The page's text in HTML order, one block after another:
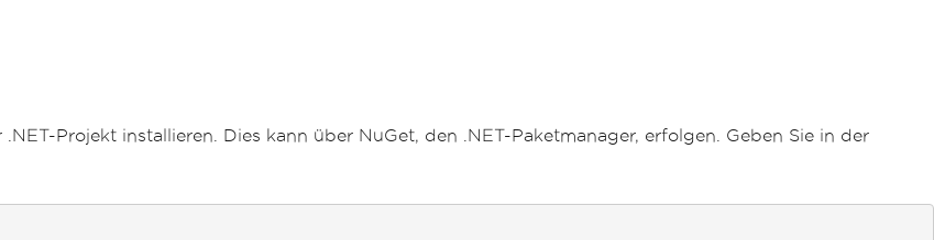
Projekt installieren. Dies kann über NuGet, den .NET-Paketmanager, erfolgen. Geben Sie in der